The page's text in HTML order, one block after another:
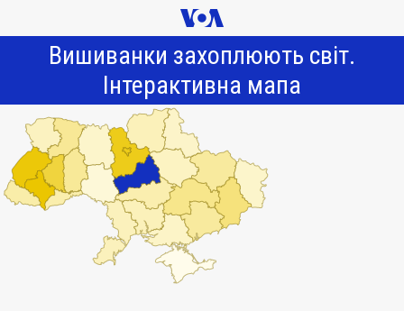
Вишиванки захоплюють світ.
Інтерактивна мапа